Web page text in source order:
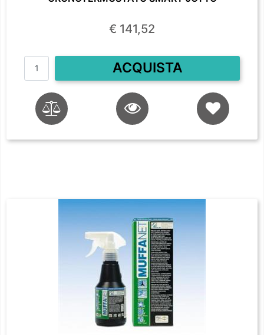
€ 141,52
Quantità
ACQUISTA